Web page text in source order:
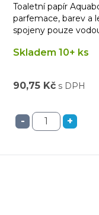
Toaletní papír
parfemace, barev a
spojeny pouze
Skladem 10+ ks
90,75 Kč s DPH
- +